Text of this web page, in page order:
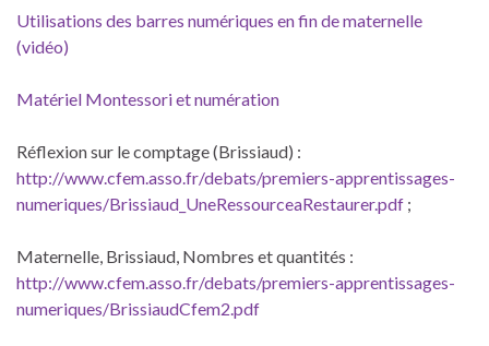
Utilisations des barres numériques en fin de maternelle
(vidéo)
Matériel Montessori et numération
Réflexion sur le comptage (Brissiaud) :
http://www.cfem.asso.fr/debats/premiers-apprentissages-
numeriques/Brissiaud_UneRessourceaRestaurer.pdf ;
Maternelle, Brissiaud, Nombres et quantités :
http://www.cfem.asso.fr/debats/premiers-apprentissages-
numeriques/BrissiaudCfem2.pdf